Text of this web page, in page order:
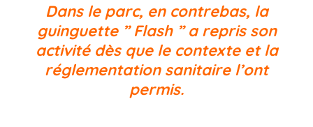
Dans le parc, en contrebas, la
guinguette ” Flash ” a repris son
activité dès que le contexte et la
réglementation sanitaire l’ont
permis.